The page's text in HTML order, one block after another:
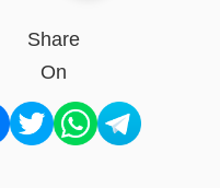
Share
On